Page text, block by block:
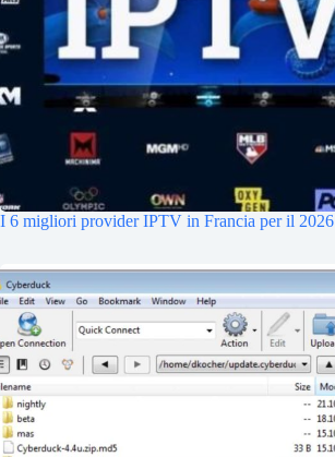
I 6 migliori provider IPTV in Francia per il 2026